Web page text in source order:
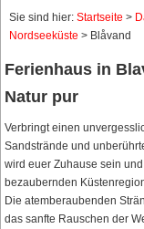
Sie sind hier: Startseite >
Nordseeküste > Blåvand
Ferienhaus in
Natur pur
Verbringt einen
Sandstrände und
wird euer Zuhause sein
bezaubernden
Die atemberaubenden
das sanfte Rauschen der